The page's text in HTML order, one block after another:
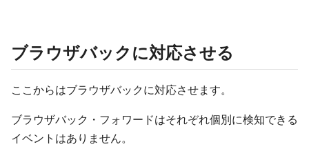
ブラウザバックに対応させる
ここからはブラウザバックに対応させます。
ブラウザバック・フォワードはそれぞれ個別に検知できる
イベントはありません。